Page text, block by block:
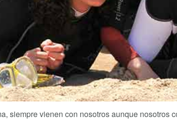
siempre vienen con nosotros aunque